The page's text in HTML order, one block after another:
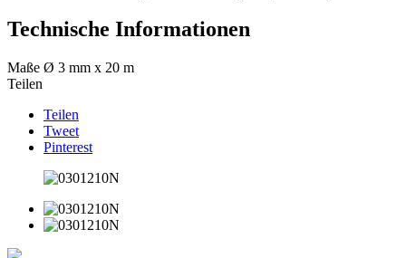
Technische Informationen
Maße Ø 3 mm x 20 m
Teilen
Teilen
Tweet
Pinterest